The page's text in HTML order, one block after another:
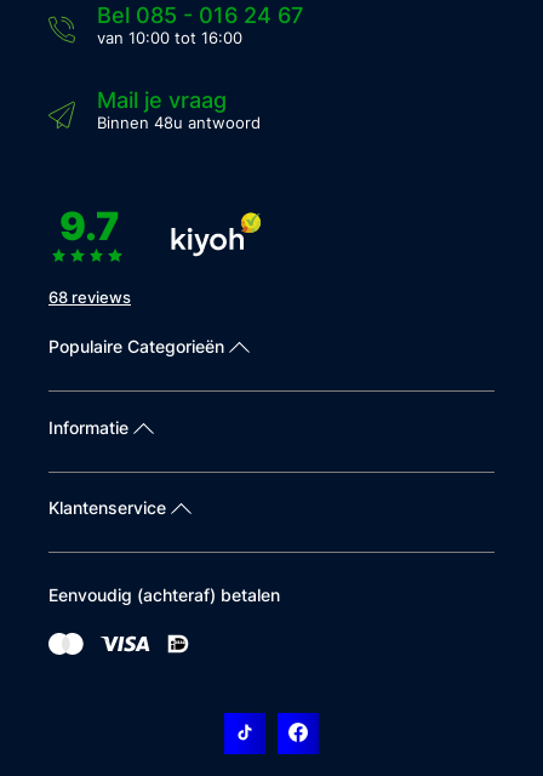
Bel 085 - 016 24 67
van 10:00 tot 16:00
Mail je vraag
Binnen 48u antwoord
9.7
68 reviews
Populaire Categorieën
Informatie
Klantenservice
Eenvoudig (achteraf) betalen